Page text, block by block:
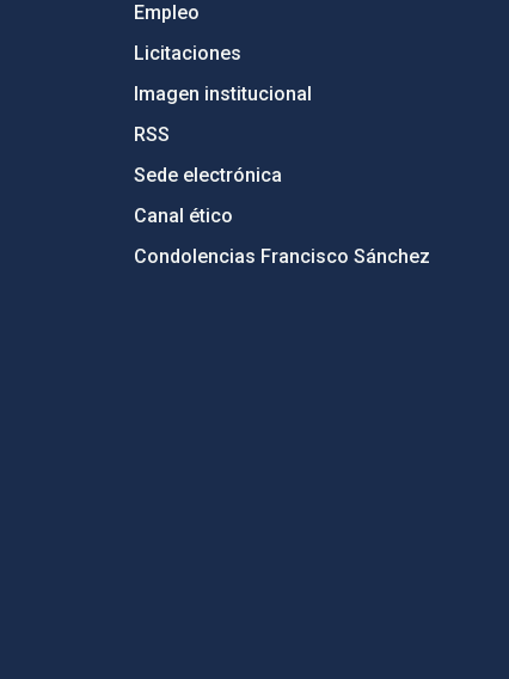
Empleo
Licitaciones
Imagen institucional
RSS
Sede electrónica
Canal ético
Condolencias Francisco Sánchez